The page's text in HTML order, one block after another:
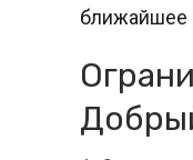
ближайшее